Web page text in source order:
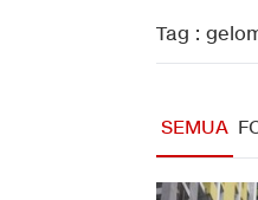
Tag :
SEMUA